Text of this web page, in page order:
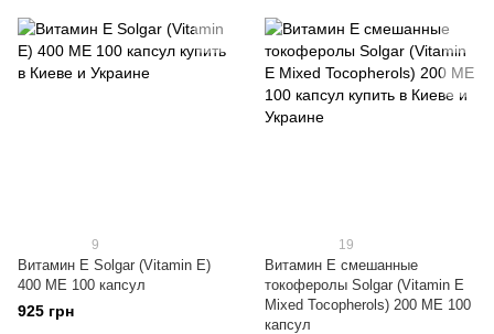
9
Витамин E Solgar (Vitamin E)
400 ME 100 капсул
925 грн
19
Витамин Е смешанные
токоферолы Solgar (Vitamin E
Mixed Tocopherols) 200 МЕ 100
капсул